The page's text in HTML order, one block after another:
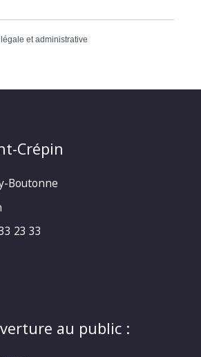
et administrative
Crépin
Boutonne
23 33
au public :